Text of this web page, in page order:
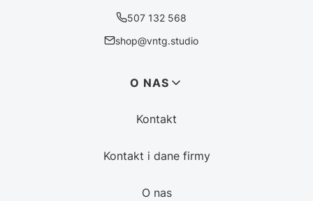
507 132 568
shop@vntg.studio
O NAS
Kontakt
Kontakt i dane firmy
O nas